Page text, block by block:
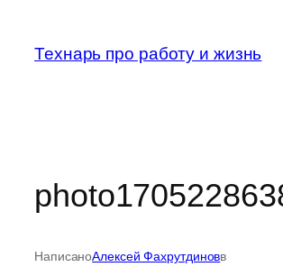
содержимому
Технарь про работу и жизнь
НаписаноАлексей Фахрутдиновв